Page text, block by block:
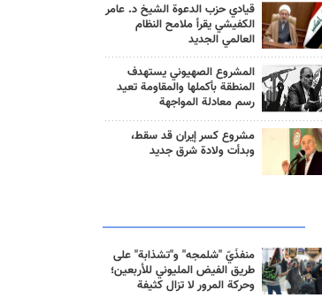
قيادي حزب الدعوة الشيخ د. عامر
الكفيشي يقرأ ملامح النظام
العالمي الجديد
المشروع الصهيوني يستهدف
المنطقة بأكملها والمقاومة تعيد
رسم معادلة المواجهة
مشروع كسر إيران قد سقط،
وبدأت ولادة شرق جديد
منفذَيّ "شلمجه" و"تشذابة" على
طريق الفيض المليوني للأربعين؛
وحركة المرور لا تزال كثيفة